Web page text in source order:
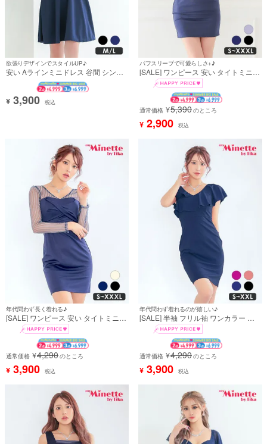
欲張りデザインでスタイルUP♪
安い Aラインミニドレス 谷間 シンプ
ル ストレッチ 半袖 ジップ ブラジャー
のまま (向葵まる着用)
¥ 3,900 税込
パフスリーブで可愛らしさ+♪
[SALE] ワンピース 安い タイトミニド
レス 大きいサイズ シンプル 大人 上品
半袖 パフスリーブ ブラジャーのまま
(あいみん着用)
通常価格 ¥5,390のところ
¥ 2,900 税込
年代問わず長く着れる♪
[SALE] ワンピース 安い タイトミニド
レス 長袖 ホステス 大きいサイズ シン
プル 大人 上品 (ちぴたん着用)
通常価格 ¥4,290のところ
¥ 3,900 税込
年代問わず着れるのが嬉しい♪
[SALE] 半袖 フリル袖 ワンカラー シ
ンプル 胸元カバー タイトミニドレス
(ちぴたん着用)
通常価格 ¥4,290のところ
¥ 3,900 税込